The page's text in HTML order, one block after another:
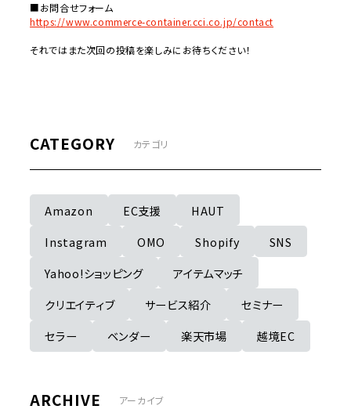
■お問合せフォーム
https://www.commerce-container.cci.co.jp/contact
それではまた次回の投稿を楽しみにお待ちください！
CATEGORY カテゴリ
Amazon EC支援
HAUT
Instagram
OMO Shopify
SNS
Yahoo!ショッピング
アイテムマッチ
クリエイティブ
サービス紹介
セミナー
セラー
ベンダー 楽天市場 越境EC
ARCHIVE アーカイブ